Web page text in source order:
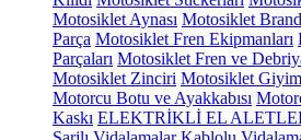
Motosiklet Aynası Motosiklet
Parça Motosiklet Fren Ekipmanları
Parçaları Motosiklet Fren ve
Motosiklet Zinciri Motosiklet Giyim
Motorcu Botu ve Ayakkabısı
Kaskı ELEKTRİKLİ EL